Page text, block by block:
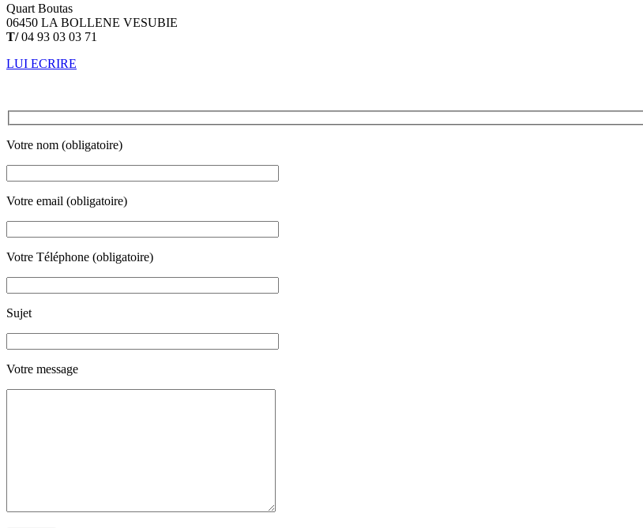
Quart Boutas
06450 LA BOLLENE VESUBIE
T/04 93 03 03 71
LUI ECRIRE
Votre nom (obligatoire)
Votre email (obligatoire)
Votre Téléphone (obligatoire)
Sujet
Votre message